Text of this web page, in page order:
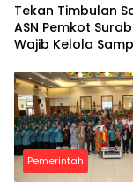
Tekan Timbulan
ASN Pemkot
Wajib Kelola
Pemerintah